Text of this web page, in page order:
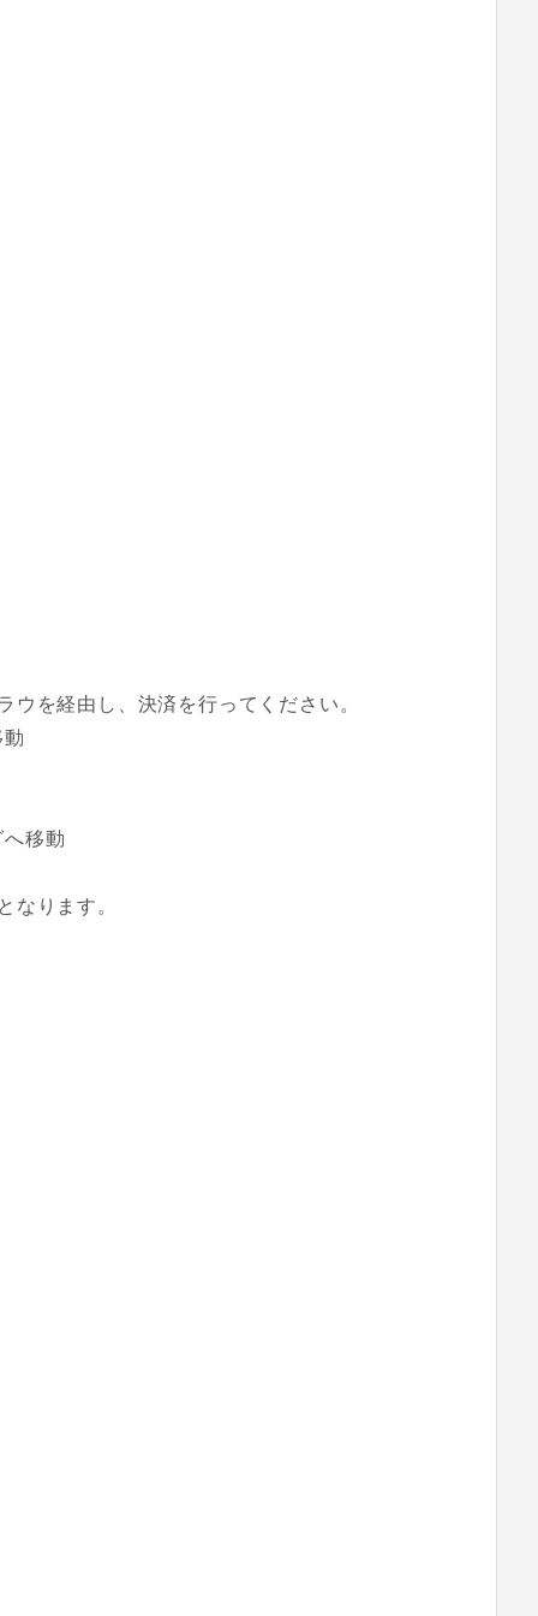
を経由し、決済を行ってください。
移動
なります。